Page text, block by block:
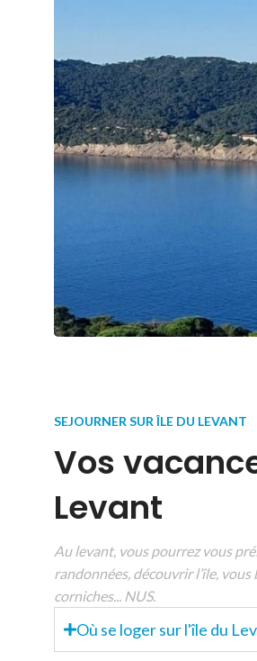
SEJOURNER SUR ÎLE DU LEVANT
Vos
Levant
Au levant, vous pourrez vous
randonnées, découvrir l’île,
corniches... NUS.
Où se loger sur l'île du